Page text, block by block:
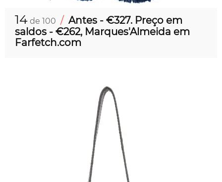
14 de 100 / Antes - €327. Preço em
saldos - €262, Marques'Almeida em
Farfetch.com